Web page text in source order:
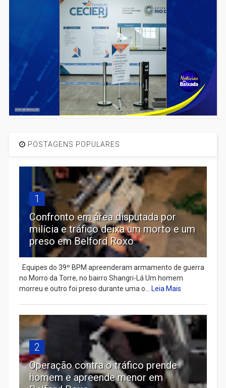
POSTAGENS POPULARES
1
Confronto em área disputada por
milícia e tráfico deixa um morto e um
preso em Belford Roxo
Equipes do 39º BPM apreenderam armamento de guerra
no Morro da Torre, no bairro Shangri-Lá Um homem
morreu e outro foi preso durante uma o...
Leia Mais
2
Operação contra o tráfico prende
homem e apreende menor em